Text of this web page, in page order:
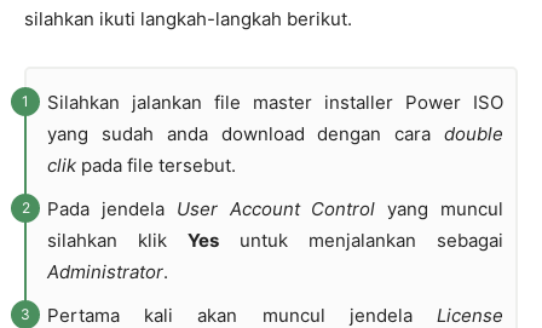
silahkan ikuti langkah-langkah berikut.
Silahkan jalankan file master installer Power ISO
yang sudah anda download dengan cara double
clik pada file tersebut.
Pada jendela User Account Control yang muncul
silahkan klik Yes untuk menjalankan sebagai
Administrator.
Pertama kali akan muncul jendela License